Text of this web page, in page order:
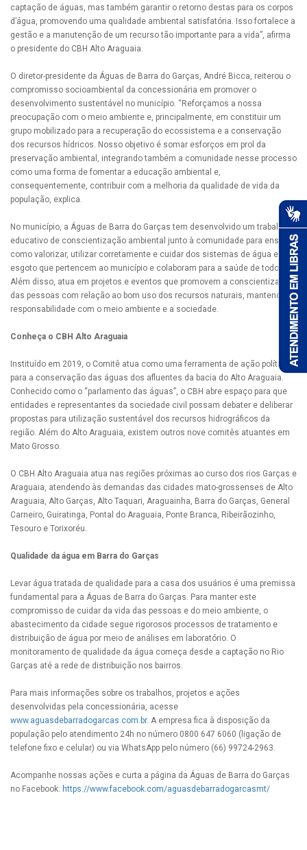
captação de águas, mas também garantir o retorno destas para os corpos
d’água, promovendo uma qualidade ambiental satisfatória. Isso fortalece a
gestão e a manutenção de um recurso tão importante para a vida”, afirma
o presidente do CBH Alto Araguaia.
O diretor-presidente da Águas de Barra do Garças, André Bicca, reiterou o
compromisso socioambiental da concessionária em promover o
desenvolvimento sustentável no município. “Reforçamos a nossa
preocupação com o meio ambiente e, principalmente, em constituir um
grupo mobilizado para a recuperação do ecossistema e a conservação
dos recursos hídricos. Nosso objetivo é somar esforços em prol da
preservação ambiental, integrando também a comunidade nesse processo
como uma forma de fomentar a educação ambiental e,
consequentemente, contribuir com a melhoria da qualidade de vida da
população, explica.
No município, a Águas de Barra do Garças tem desenvolvido um trabalho
educativo de conscientização ambiental junto à comunidade para ensinar
como valorizar, utilizar corretamente e cuidar dos sistemas de água e
esgoto que pertencem ao município e colaboram para a saúde de todos.
Além disso, atua em projetos e eventos que promovem a conscientização
das pessoas com relação ao bom uso dos recursos naturais, mantendo a
responsabilidade com o meio ambiente e a sociedade.
Conheça o CBH Alto Araguaia
Instituído em 2019, o Comitê atua como uma ferramenta de ação política
para a conservação das águas dos afluentes da bacia do Alto Araguaia.
Conhecido como o “parlamento das águas”, o CBH abre espaço para que
entidades e representantes da sociedade civil possam debater e deliberar
propostas para utilização sustentável dos recursos hidrográficos da
região. Além do Alto Araguaia, existem outros nove comitês atuantes em
Mato Grosso.
O CBH Alto Araguaia atua nas regiões próximas ao curso dos rios Garças e
Araguaia, atendendo às demandas das cidades mato-grossenses de Alto
Araguaia, Alto Garças, Alto Taquari, Araguainha, Barra do Garças, General
Carneiro, Guiratinga, Pontal do Araguaia, Ponte Branca, Ribeirãozinho,
Tesouro e Torixoréu.
Qualidade da água em Barra do Garças
Levar água tratada de qualidade para a casa dos usuários é uma premissa
fundamental para a Águas de Barra do Garças. Para manter este
compromisso de cuidar da vida das pessoas e do meio ambiente, o
abastecimento da cidade segue rigorosos processos de tratamento e
distribuição de água por meio de análises em laboratório. O
monitoramento de qualidade da água começa desde a captação no Rio
Garças até a rede de distribuição nos bairros.
Para mais informações sobre os trabalhos, projetos e ações
desenvolvidas pela concessionária, acesse
www.aguasdebarradogarcas.com.br. A empresa fica à disposição da
população pelo atendimento 24h no número 0800 647 6060 (ligação de
telefone fixo e celular) ou via WhatsApp pelo número (66) 99724-2963.
Acompanhe nossas ações e curta a página da Águas de Barra do Garças
no Facebook: https://www.facebook.com/aguasdebarradogarcasmt/